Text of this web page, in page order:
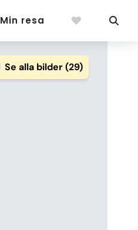
Min resa
Se alla bilder (29)